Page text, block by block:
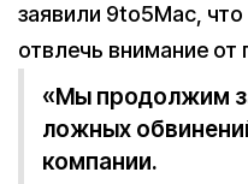
заявили 9to5Mac,
отвлечь внимание
«Мы продолжим
ложных
компании.